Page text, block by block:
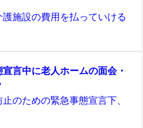
施設の費用を払っていける
言中に老人ホームの面会・
のための緊急事態宣言下、